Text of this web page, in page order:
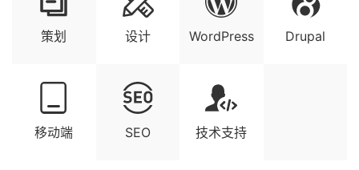
策划 设计 WordPress Drupal
移动端 SEO 技术支持